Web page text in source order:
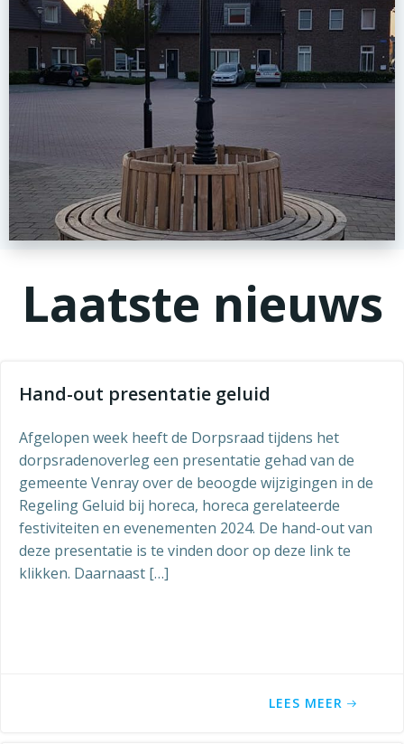
Laatste nieuws
Hand-out presentatie geluid
Afgelopen week heeft de Dorpsraad tijdens het
dorpsradenoverleg een presentatie gehad van de
gemeente Venray over de beoogde wijzigingen in de
Regeling Geluid bij horeca, horeca gerelateerde
festiviteiten en evenementen 2024. De hand-out van
deze presentatie is te vinden door op deze link te
klikken. Daarnaast […]
LEES MEER